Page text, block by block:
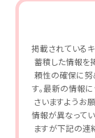
掲載されている
蓄積した情報を
頼性の確保に努
す。最新の情報
さいますようお
情報が異なって
ますが下記の連